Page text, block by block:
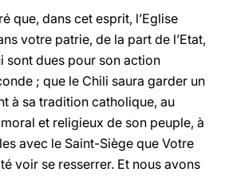
que, dans cet esprit, l’Eglise
votre patrie, de la part de l’Etat,
sont dues pour son action
; que le Chili saura garder un
à sa tradition catholique, au
et religieux de son peuple, à
avec le Saint-Siège que Votre
voir se resserrer. Et nous avons